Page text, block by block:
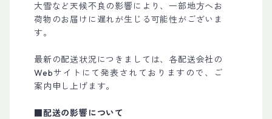
大雪など天候不良の影響により、一部地方へお
荷物のお届けに遅れが生じる可能性がございま
す。
最新の配送状況につきましては、各配送会社の
Webサイトにて発表されておりますので、ご
案内申し上げます。
■配送の影響について